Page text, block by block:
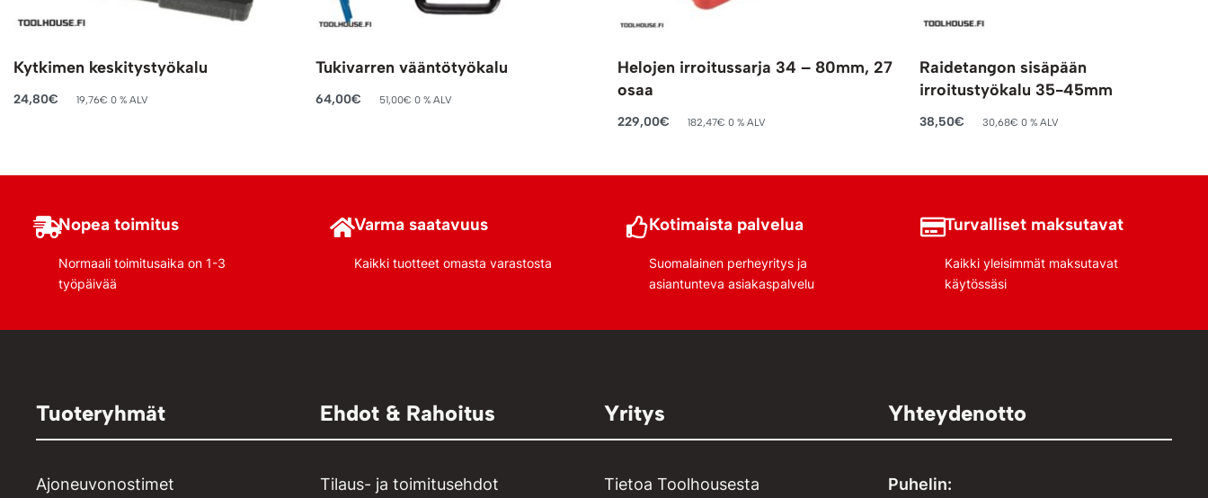
Kytkimen keskitystyökalu
24,80€ 19,76€ 0 % ALV
Tukivarren vääntötyökalu
64,00€ 51,00€ 0 % ALV
Helojen irroitussarja 34 – 80mm, 27
osaa
229,00€ 182,47€ 0 % ALV
Raidetangon sisäpään
irroitustyökalu 35-45mm
38,50€ 30,68€ 0 % ALV
Nopea toimitus
Normaali toimitusaika on 1-3
työpäivää
Varma saatavuus
Kaikki tuotteet omasta varastosta
Kotimaista palvelua
Suomalainen perheyritys ja
asiantunteva asiakaspalvelu
Turvalliset maksutavat
Kaikki yleisimmät maksutavat
käytössäsi
Tuoteryhmät
Ajoneuvonostimet
Ehdot & Rahoitus
Tilaus- ja toimitusehdot
Yritys
Tietoa Toolhousesta
Yhteydenotto
Puhelin: